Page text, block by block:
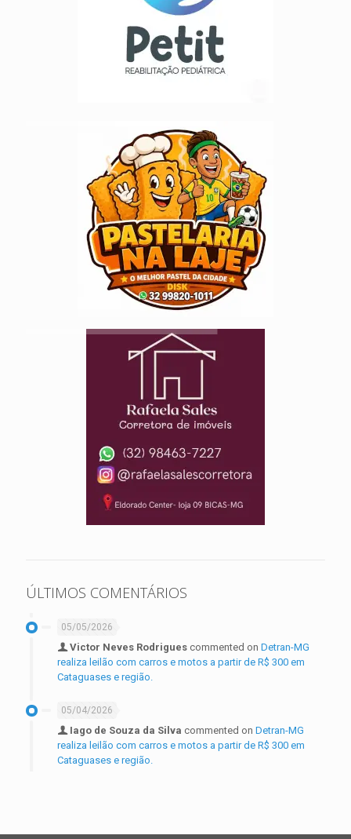
ÚLTIMOS COMENTÁRIOS
05/05/2026
Victor Neves Rodrigues commented on Detran-MG
realiza leilão com carros e motos a partir de R$ 300 em
Cataguases e região.
05/04/2026
Iago de Souza da Silva commented on Detran-MG
realiza leilão com carros e motos a partir de R$ 300 em
Cataguases e região.